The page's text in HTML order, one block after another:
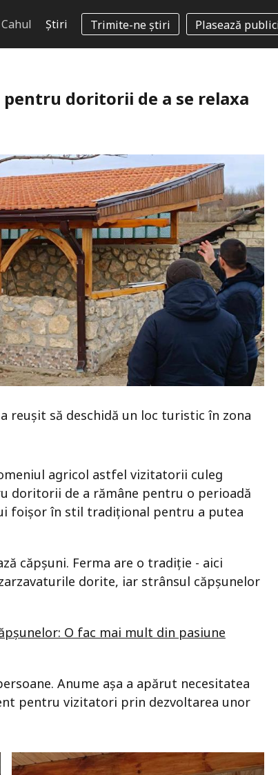
Cahul Știri Trimite-ne știri Plasează
doritorii de a se relaxa
reușit să deschidă un loc turistic în zona
agricol astfel vizitatorii culeg
doritorii de a rămâne pentru o perioadă
foișor în stil tradițional pentru a putea
căpșuni. Ferma are o tradiție - aici
dorite, iar strânsul căpșunelor
O fac mai mult din pasiune
Anume așa a apărut necesitatea
pentru vizitatori prin dezvoltarea unor